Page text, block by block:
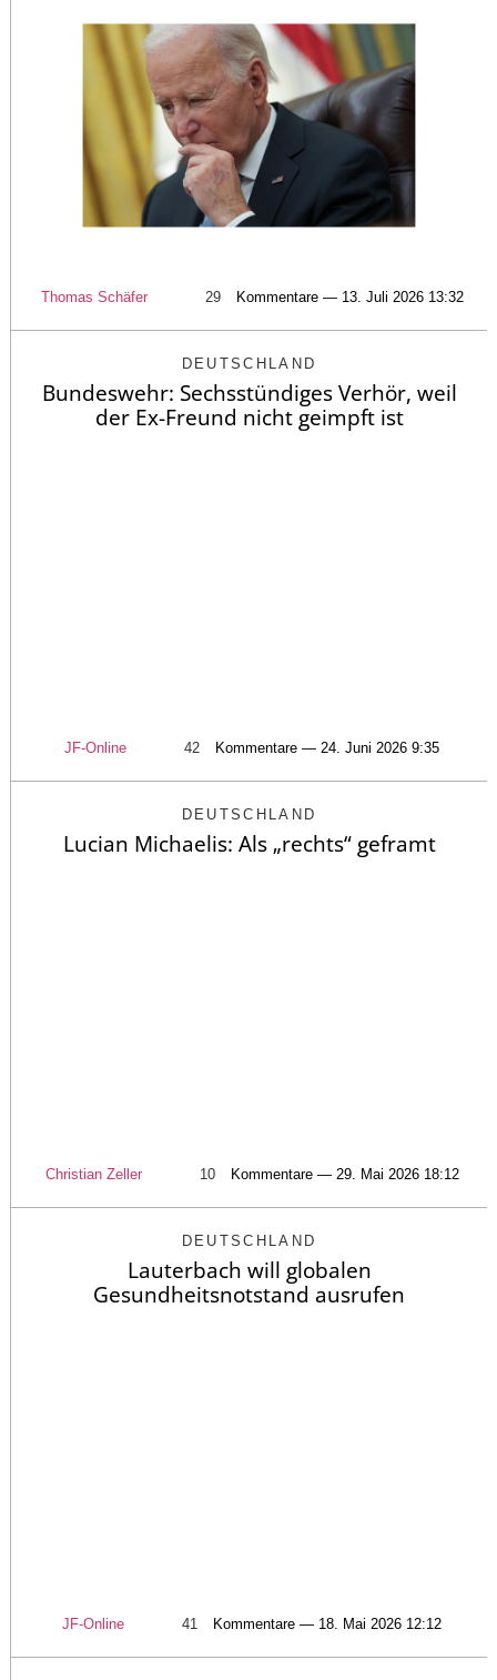
Thomas Schäfer 29 Kommentare — 13. Juli 2026 13:32
DEUTSCHLAND
Bundeswehr: Sechsstündiges Verhör, weil
der Ex-Freund nicht geimpft ist
JF-Online 42 Kommentare — 24. Juni 2026 9:35
DEUTSCHLAND
Lucian Michaelis: Als „rechts“ geframt
Christian Zeller 10 Kommentare — 29. Mai 2026 18:12
DEUTSCHLAND
Lauterbach will globalen
Gesundheitsnotstand ausrufen
JF-Online 41 Kommentare — 18. Mai 2026 12:12